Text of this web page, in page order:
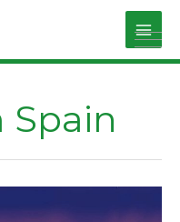
Main
Spain